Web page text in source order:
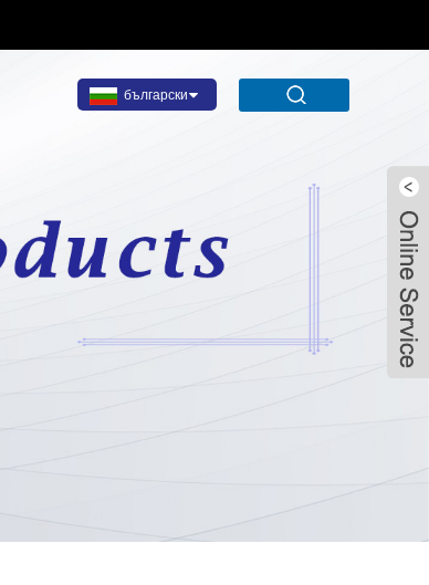
български